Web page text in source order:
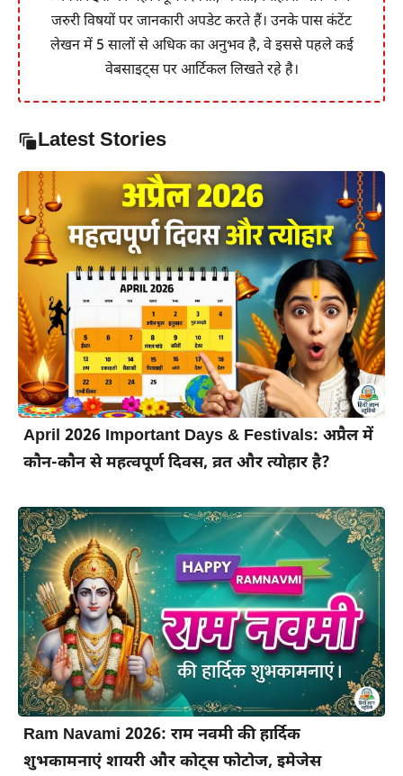
जरुरी विषयों पर जानकारी अपडेट करते हैं। उनके पास कंटेंट
लेखन में 5 सालों से अधिक का अनुभव है, वे इससे पहले कई
वेबसाइट्स पर आर्टिकल लिखते रहे है।
Latest Stories
April 2026 Important Days & Festivals: अप्रैल में
कौन-कौन से महत्वपूर्ण दिवस, व्रत और त्योहार है?
Ram Navami 2026: राम नवमी की हार्दिक
शुभकामनाएं शायरी और कोट्स फोटोज, इमेजेस